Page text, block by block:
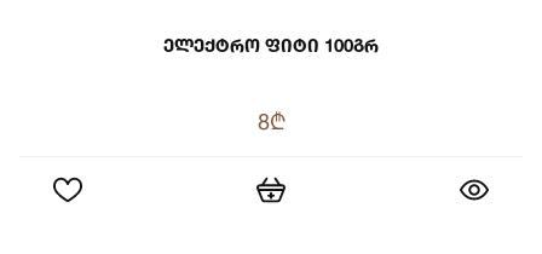
Ელექტრო Ფიტი 100გრ
8₾